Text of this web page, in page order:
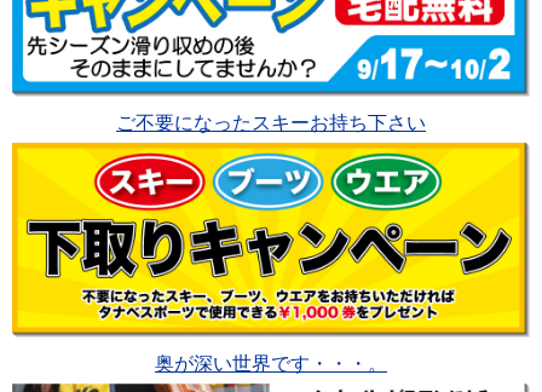
ご不要になったスキーお持ち下さい
奥が深い世界です・・・。